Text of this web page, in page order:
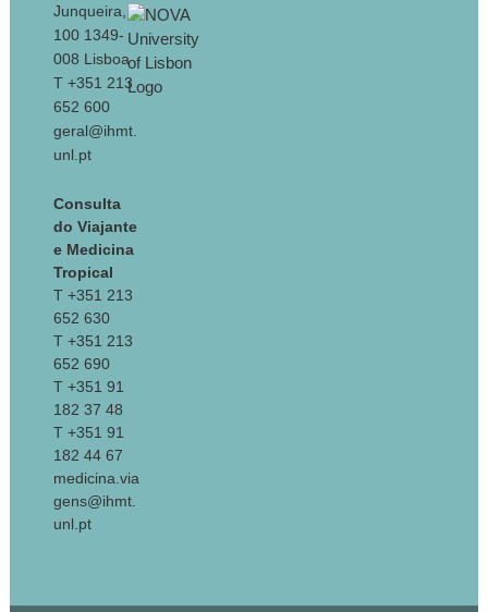
Junqueira,
100 1349-
008 Lisboa
T +351 213
652 600
geral@ihmt.
unl.pt
Consulta
do Viajante
e Medicina
Tropical
T +351 213
652 630
T +351 213
652 690
T +351 91
182 37 48
T +351 91
182 44 67
medicina.via
gens@ihmt.
unl.pt